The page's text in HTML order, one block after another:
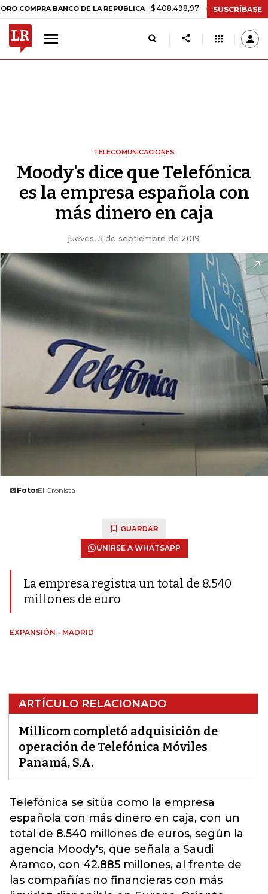
BANCO DE LA REPÚBLICA $ 408.498,97 +$ 8.753,81 +2,19%
SUSCRÍBASE
TELECOMUNICACIONES
Moody's dice que Telefónica
es la empresa española con
más dinero en caja
jueves, 5 de septiembre de 2019
Foto:El Cronista
GUARDAR
UNIRSE A WHATSAPP
La empresa registra un total de 8.540
millones de euro
EXPANSIÓN - MADRID
ARTÍCULO RELACIONADO
Millicom completó adquisición de
operación de Telefónica Móviles
Panamá, S.A.
Telefónica se sitúa como la empresa
española con más dinero en caja, con un
total de 8.540 millones de euros, según la
agencia Moody's, que señala a Saudi
Aramco, con 42.885 millones, al frente de
las compañías no financieras con más